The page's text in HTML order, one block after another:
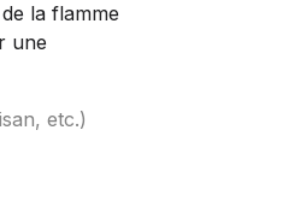
la flamme
une
etc.)